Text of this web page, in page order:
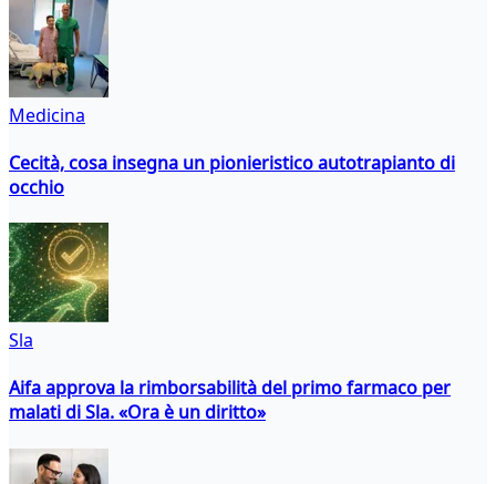
Medicina
Cecità, cosa insegna un pionieristico autotrapianto di
occhio
Sla
Aifa approva la rimborsabilità del primo farmaco per
malati di Sla. «Ora è un diritto»